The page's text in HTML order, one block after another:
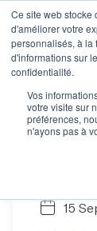
Ce site web stocke
d'améliorer votre
personnalisés, à la
d'informations sur
confidentialité.
Vos
votre visite sur
préférences,
n'ayons pas à
15